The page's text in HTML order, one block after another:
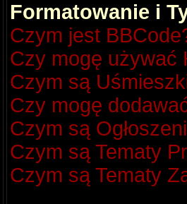
Formatowanie i
Czym jest
Czy mogę używać
Czym są
Czy mogę
Czym są
Czym są Tematy
Czym są Tematy